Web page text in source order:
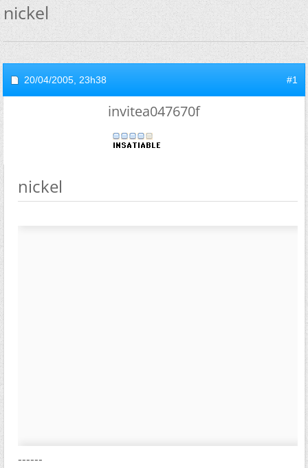
nickel
20/04/2005, 23h38 #1
invitea047670f
nickel
------